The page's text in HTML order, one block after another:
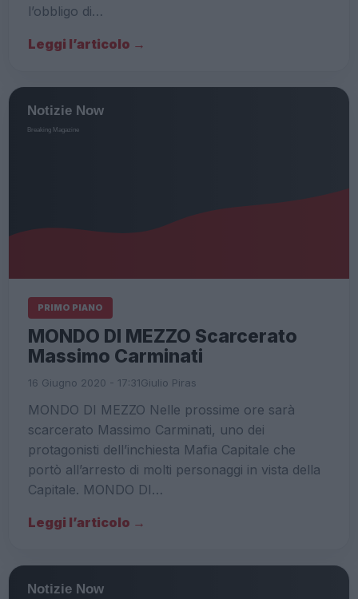
l’obbligo di…
Leggi l’articolo →
PRIMO PIANO
MONDO DI MEZZO Scarcerato
Massimo Carminati
16 Giugno 2020 - 17:31Giulio Piras
MONDO DI MEZZO Nelle prossime ore sarà
scarcerato Massimo Carminati, uno dei
protagonisti dell’inchiesta Mafia Capitale che
portò all’arresto di molti personaggi in vista della
Capitale. MONDO DI…
Leggi l’articolo →